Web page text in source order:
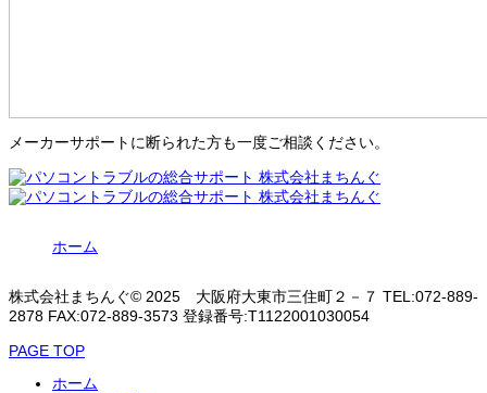
メーカーサポートに断られた方も一度ご相談ください。
ホーム
株式会社まちんぐ© 2025 大阪府大東市三住町２－７ TEL:072-889-
2878 FAX:072-889-3573 登録番号:T1122001030054
PAGE TOP
ホーム